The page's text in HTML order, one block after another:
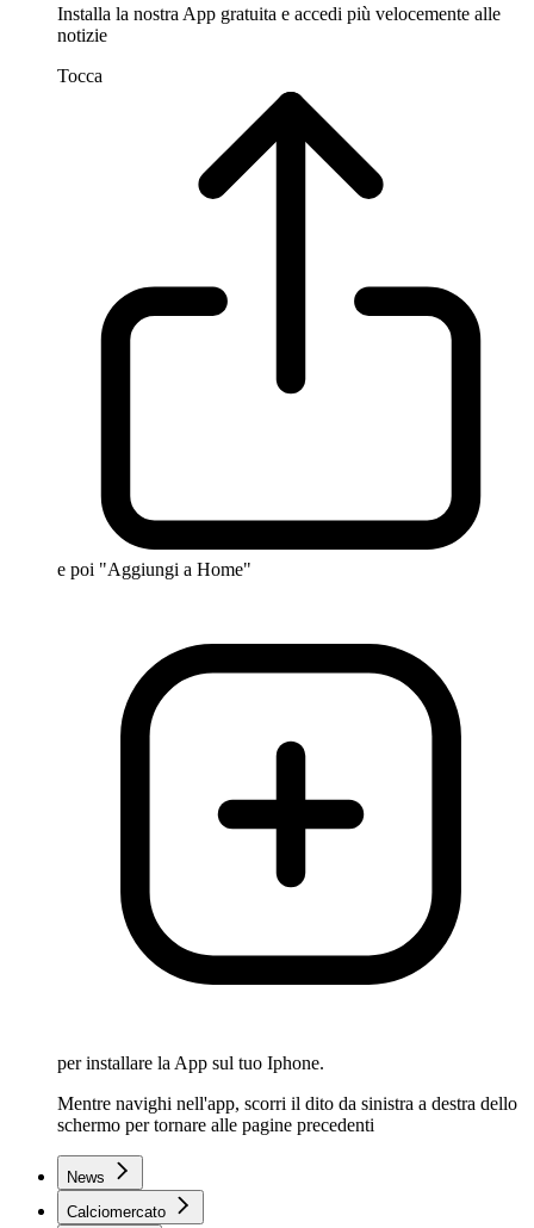
Installa la nostra App gratuita e accedi più velocemente alle
notizie
Tocca
e poi "Aggiungi a Home"
per installare la App sul tuo Iphone.
Mentre navighi nell'app, scorri il dito da sinistra a destra dello
schermo per tornare alle pagine precedenti
News
Calciomercato